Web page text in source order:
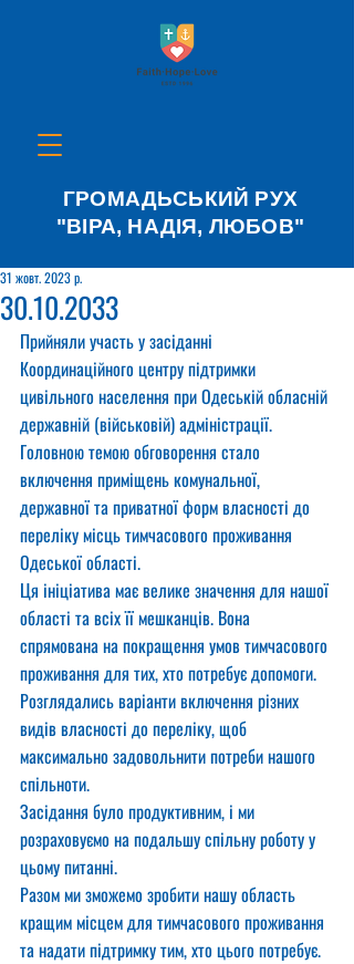
ГРОМАДЬСЬКИЙ РУХ
"ВІРА, НАДІЯ, ЛЮБОВ"
30.10.2033
31 жовт. 2023 р.
Прийняли участь у засіданні
Координаційного центру підтримки
цивільного населення при Одеській обласній
державній (військовій) адміністрації.
Головною темою обговорення стало
включення приміщень комунальної,
державної та приватної форм власності до
переліку місць тимчасового проживання
Одеської області.
Ця ініціатива має велике значення для нашої
області та всіх її мешканців. Вона
спрямована на покращення умов тимчасового
проживання для тих, хто потребує допомоги.
Розглядались варіанти включення різних
видів власності до переліку, щоб
максимально задовольнити потреби нашого
спільноти.
Засідання було продуктивним, і ми
розраховуємо на подальшу спільну роботу у
цьому питанні.
Разом ми зможемо зробити нашу область
кращим місцем для тимчасового проживання
та надати підтримку тим, хто цього потребує.